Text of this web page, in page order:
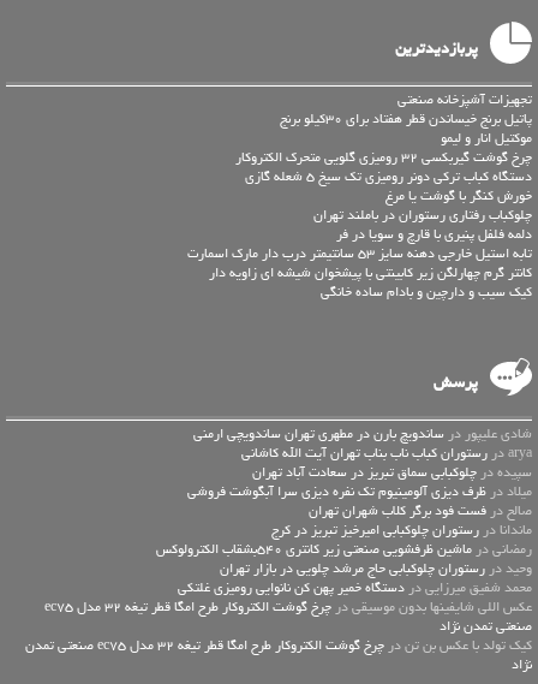
پربازدیدترین
تجهیزات آشپزخانه صنعتی
پاتیل برنج خیساندن قطر هفتاد برای 30کیلو برنج
موکتیل انار و لیمو
چرخ گوشت گیربکسی 32 رومیزی گلویی متحرک الکتروکار
دستگاه کباب ترکی دونر رومیزی تک سیخ 5 شعله گازی
خورش کنگر با گوشت یا مرغ
چلوکباب رفتاری رستوران در باملند تهران
دلمه فلفل پنیری با قارچ و سویا در فر
تابه استیل خارجی دهنه سایز 53 سانتیمتر درب دار مارک اسمارت
کانتر گرم چهارلگن زیر کابینتی با پیشخوان شیشه ای زاویه دار
کیک سیب و دارچین و بادام ساده خانگی
پرسش
شادی علیپور در ساندویچ بارن در مطهری تهران ساندویچی ارمنی
arya در
رستوران کباب ناب بناب تهران آیت الله کاشانی
سپیده در چلوکبابی سماق تبریز در سعادت آباد تهران
میلاد در ظرف دیزی آلومینیوم تک نفره دیزی سرا آبگوشت فروشی
صالح در فست فود برگر کلاب شهران تهران
ماندانا در رستوران چلوکبابی امیرخیز تبریز در کرج
رمضانی در ماشین ظرفشویی صنعتی زیر کانتری 540بشقاب الکترولوکس
وحید در رستوران چلوکبابی حاج مرشد چلویی در بازار تهران
محمد شفیق میرزایی در دستگاه خمیر پهن کن نانوایی رومیزی غلتکی
عكس اللي شايفينها بدون موسيقى در
چرخ گوشت الکتروکار طرح امگا قطر تیغه 32 مدل ec75
صنعتی تمدن نژاد
کیک تولد با عکس بن تن در
چرخ گوشت الکتروکار طرح امگا قطر تیغه 32 مدل ec75 صنعتی تمدن
نژاد